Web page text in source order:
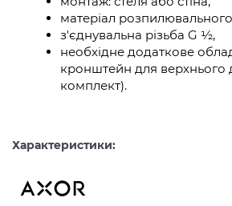
матеріал
з'єднувальна різьба G ½,
необхідне додаткове
кронштейн для верхнього
комплект).
Характеристики: